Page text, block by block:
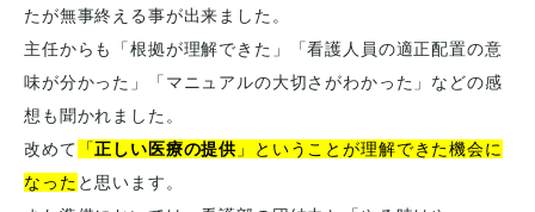
たが無事終える事が出来ました。
主任からも「根拠が理解できた」「看護人員の適正配置の意
味が分かった」「マニュアルの大切さがわかった」などの感
想も聞かれました。
改めて 「正しい医療の提供 」ということが理解できた機会に
なった と思います。